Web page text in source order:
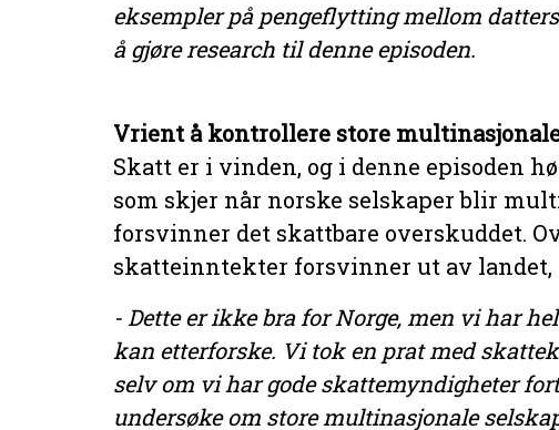
eksempler på pengeflytting mellom
å gjøre research til denne episoden.
Vrient å kontrollere store
Skatt er i vinden, og i denne episoden
som skjer når norske selskaper blir
forsvinner det skattbare overskuddet.
skatteinntekter forsvinner ut av
- Dette er ikke bra for Norge, men vi har
kan etterforske. Vi tok en prat med
selv om vi har gode skattemyndigheter
undersøke om store multinasjonale